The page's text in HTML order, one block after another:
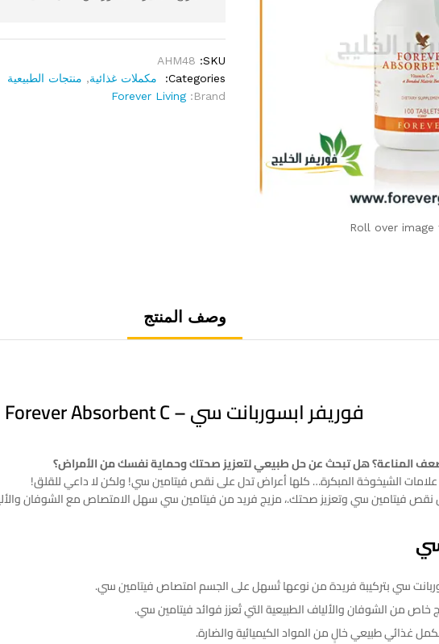
Roll over
SKU:
AHM48
Categories:
مكملات غذائية, منتجات الطبيعية
Brand:
Forever Living
وصف المنتج
فوريفر ابسوربانت سي – Forever Absorbent C
المناعة؟ هل تبحث عن حل طبيعي لتعزيز صحتك وحماية نفسك من الأمراض؟
الشيخوخة المبكرة… كلها أعراض تدل على نقص فيتامين سي! ولكن لا داعي للقلق!
نقص فيتامين سي وتعزيز صحتك.، مزيج فريد من فيتامين سي سهل الامتصاص مع الشوفان
سي بتركيبة فريدة من نوعها تُسهل على الجسم امتصاص فيتامين سي.
من الشوفان والألياف الطبيعية التي تُعزز فوائد فيتامين سي.
غذائي طبيعي خالٍ من المواد الكيميائية والضارة.